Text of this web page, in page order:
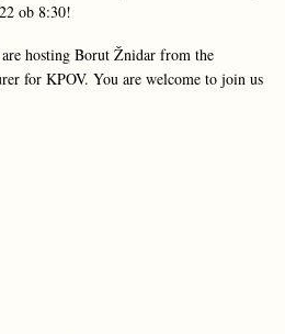
ob 8:30!
hosting Borut Žnidar from the
for KPOV. You are welcome to join us